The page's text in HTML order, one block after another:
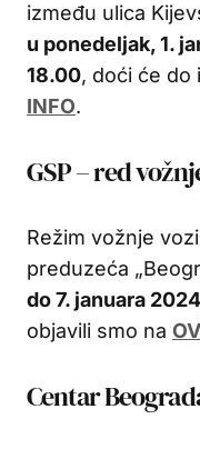
između ulica
u ponedeljak, 1.
18.00, doći će do
INFO.
GSP – red
Režim vožnje
preduzeća
do 7. januara
objavili smo na
Centar